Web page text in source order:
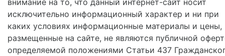
исключительно информационный характер и ни при
каких условиях информационные материалы и цены,
размещенные на сайте, не являются публичной
определяемой положениями Статьи 437